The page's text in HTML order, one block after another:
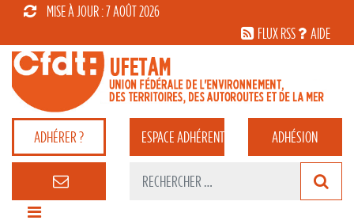
MISE À JOUR : 7 AOÛT 2026
FLUX RSS
AIDE
ADHÉRER ? ESPACEADHÉRENT ADHÉSION